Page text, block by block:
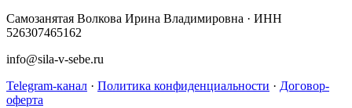
Самозанятая Волкова Ирина Владимировна · ИНН
526307465162
info@sila-v-sebe.ru
Telegram-канал · Политика конфиденциальности · Договор-
оферта